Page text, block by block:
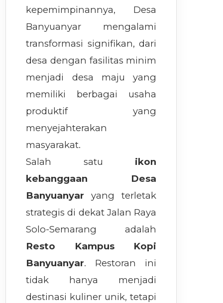
kepemimpinannya, Desa
Banyuanyar mengalami
transformasi signifikan, dari
desa dengan fasilitas minim
menjadi desa maju yang
memiliki berbagai usaha
produktif yang
menyejahterakan
masyarakat.
Salah satu ikon
kebanggaan Desa
Banyuanyar yang terletak
strategis di dekat Jalan Raya
Solo-Semarang adalah
Resto Kampus Kopi
Banyuanyar. Restoran ini
tidak hanya menjadi
destinasi kuliner unik, tetapi